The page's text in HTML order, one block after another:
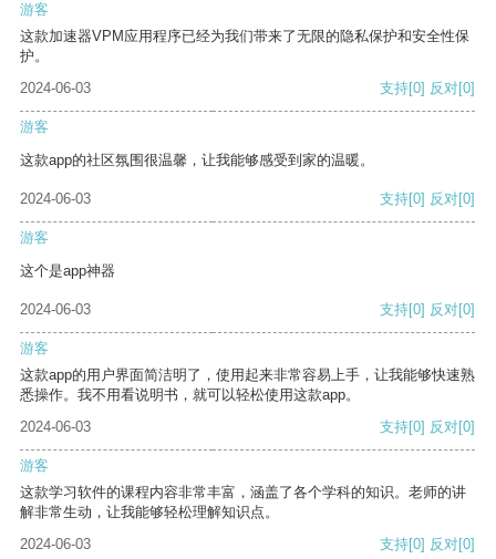
游客
这款加速器VPM应用程序已经为我们带来了无限的隐私保护和安全性保
护。
2024-06-03
支持[0] 反对[0]
游客
这款app的社区氛围很温馨，让我能够感受到家的温暖。
2024-06-03 支持[0] 反对[0]
游客
这个是app神器
2024-06-03 支持[0] 反对[0]
游客
这款app的用户界面简洁明了，使用起来非常容易上手，让我能够快速熟
悉操作。我不用看说明书，就可以轻松使用这款app。
2024-06-03
支持[0] 反对[0]
游客
这款学习软件的课程内容非常丰富，涵盖了各个学科的知识。老师的讲
解非常生动，让我能够轻松理解知识点。
2024-06-03
支持[0] 反对[0]